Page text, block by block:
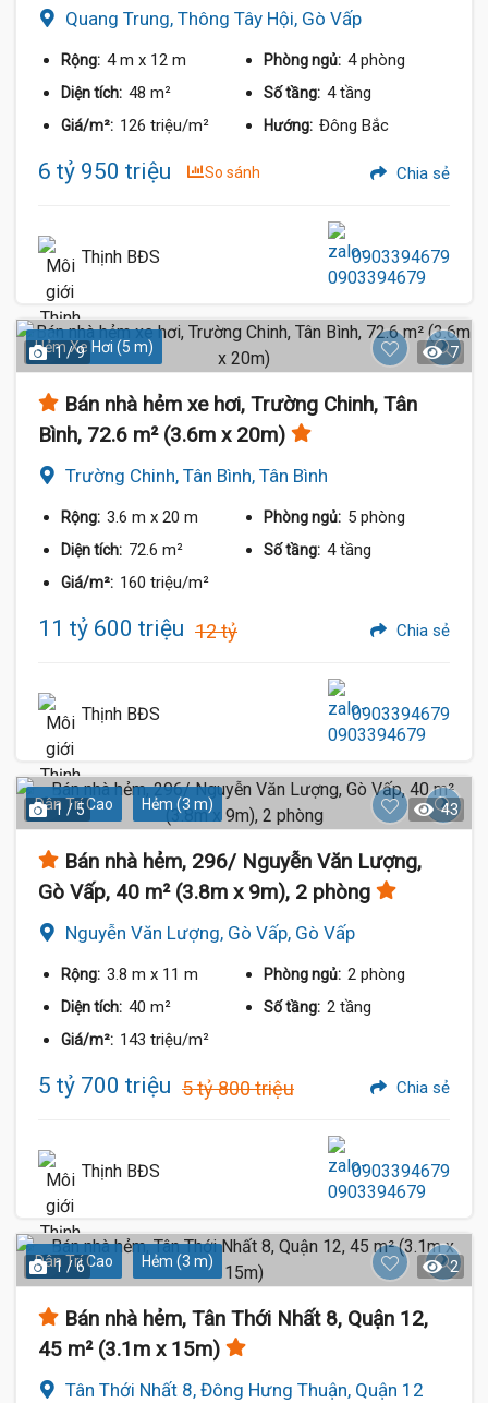
Quang Trung, Thông Tây Hội, Gò Vấp
Rộng: 4 m x 12 m Phòng ngủ: 4 phòng
Diện tích: 48 m² Số tầng: 4 tầng
Giá/m²: 126 triệu/m² Hướng: Đông Bắc
6 tỷ 950 triệu So sánh Chia sẻ
Thịnh BĐS 0903394679
Hẻm Xe Hơi (5 m)
1 / 9 7
Bán nhà hẻm xe hơi, Trường Chinh, Tân
Bình, 72.6 m² (3.6m x 20m)
Trường Chinh, Tân Bình, Tân Bình
Rộng: 3.6 m x 20 m Phòng ngủ: 5 phòng
Diện tích: 72.6 m² Số tầng: 4 tầng
Giá/m²: 160 triệu/m²
11 tỷ 600 triệu 12 tỷ Chia sẻ
Thịnh BĐS 0903394679
Dân Trí Cao Hẻm (3 m)
1 / 5 43
Bán nhà hẻm, 296/ Nguyễn Văn Lượng,
Gò Vấp, 40 m² (3.8m x 9m), 2 phòng
Nguyễn Văn Lượng, Gò Vấp, Gò Vấp
Rộng: 3.8 m x 11 m Phòng ngủ: 2 phòng
Diện tích: 40 m² Số tầng: 2 tầng
Giá/m²: 143 triệu/m²
5 tỷ 700 triệu 5 tỷ 800 triệu Chia sẻ
Thịnh BĐS 0903394679
Dân Trí Cao Hẻm (3 m)
1 / 6 2
Bán nhà hẻm, Tân Thới Nhất 8, Quận 12,
45 m² (3.1m x 15m)
Tân Thới Nhất 8, Đông Hưng Thuận, Quận 12